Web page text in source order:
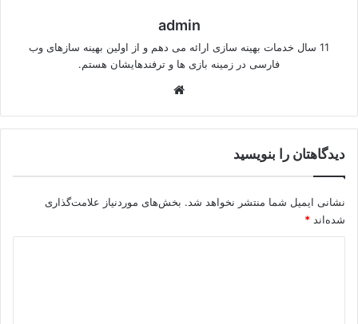
admin
11 سال خدمات بهینه سازی ارائه می دهم و از اولین بهینه سازهای وب
فارسی در زمینه بازی ها و ترفندهایشان هستم.
دیدگاهتان را بنویسید
نشانی ایمیل شما منتشر نخواهد شد. بخش‌های موردنیاز علامت‌گذاری
شده‌اند *